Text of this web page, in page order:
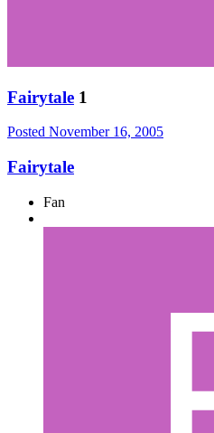
Fairytale 1
Posted November 16, 2005
Fairytale
Fan